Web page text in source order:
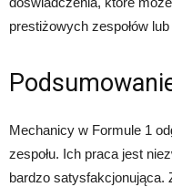
prestiżowych zespołów
Mechanicy w Formule 1
zespołu. Ich praca jest
bardzo satysfakcjonująca.